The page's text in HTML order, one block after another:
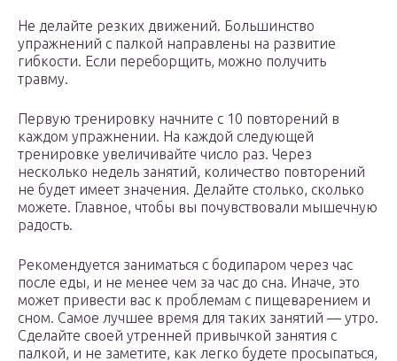
Не делайте резких движений. Большинство
упражнений с палкой направлены на развитие
гибкости. Если переборщить, можно получить
травму.
Первую тренировку начните с 10 повторений в
каждом упражнении. На каждой следующей
тренировке увеличивайте число раз. Через
несколько недель занятий, количество повторений
не будет имеет значения. Делайте столько, сколько
можете. Главное, чтобы вы почувствовали мышечную
радость.
Рекомендуется заниматься с бодипаром через час
после еды, и не менее чем за час до сна. Иначе, это
может привести вас к проблемам с пищеварением и
сном. Самое лучшее время для таких занятий — утро.
Сделайте своей утренней привычкой занятия с
палкой, и не заметите, как легко будете просыпаться,